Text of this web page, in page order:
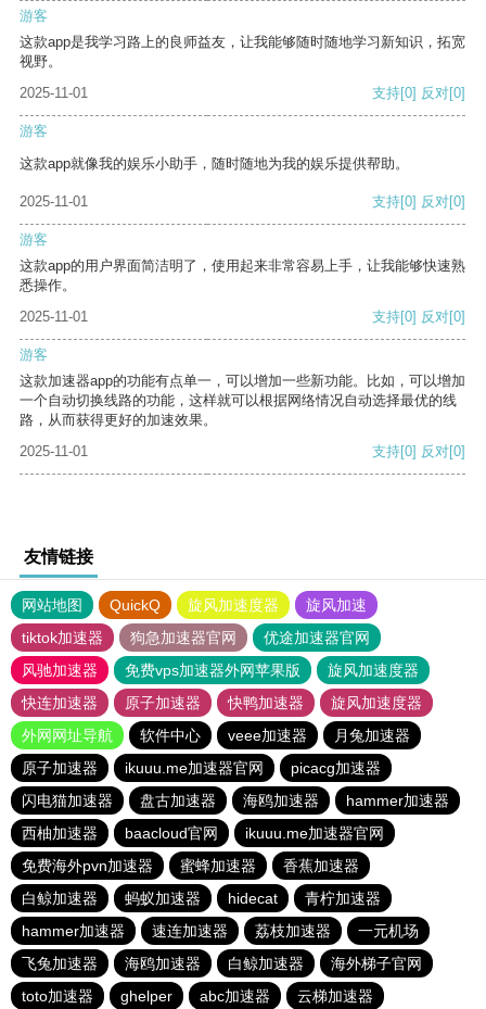
游客
这款app是我学习路上的良师益友，让我能够随时随地学习新知识，拓宽
视野。
2025-11-01
支持[0] 反对[0]
游客
这款app就像我的娱乐小助手，随时随地为我的娱乐提供帮助。
2025-11-01 支持[0] 反对[0]
游客
这款app的用户界面简洁明了，使用起来非常容易上手，让我能够快速熟
悉操作。
2025-11-01
支持[0] 反对[0]
游客
这款加速器app的功能有点单一，可以增加一些新功能。比如，可以增加
一个自动切换线路的功能，这样就可以根据网络情况自动选择最优的线
路，从而获得更好的加速效果。
2025-11-01
支持[0] 反对[0]
友情链接
网站地图 QuickQ 旋风加速度器
旋风加速
tiktok加速器
狗急加速器官网
优途加速器官网
风驰加速器
免费vps加速器外网苹果版
旋风加速度器
快连加速器
原子加速器 快鸭加速器
旋风加速度器
外网网址导航
软件中心 veee加速器
月兔加速器
原子加速器
ikuuu.me加速器官网
picacg加速器
闪电猫加速器
盘古加速器 海鸥加速器
hammer加速器
西柚加速器
baacloud官网
ikuuu.me加速器官网
免费海外pvn加速器
蜜蜂加速器
香蕉加速器
白鲸加速器
蚂蚁加速器 hidecat
青柠加速器
hammer加速器
速连加速器 荔枝加速器
一元机场
飞兔加速器
海鸥加速器 白鲸加速器
海外梯子官网
toto加速器
ghelper abc加速器 云梯加速器